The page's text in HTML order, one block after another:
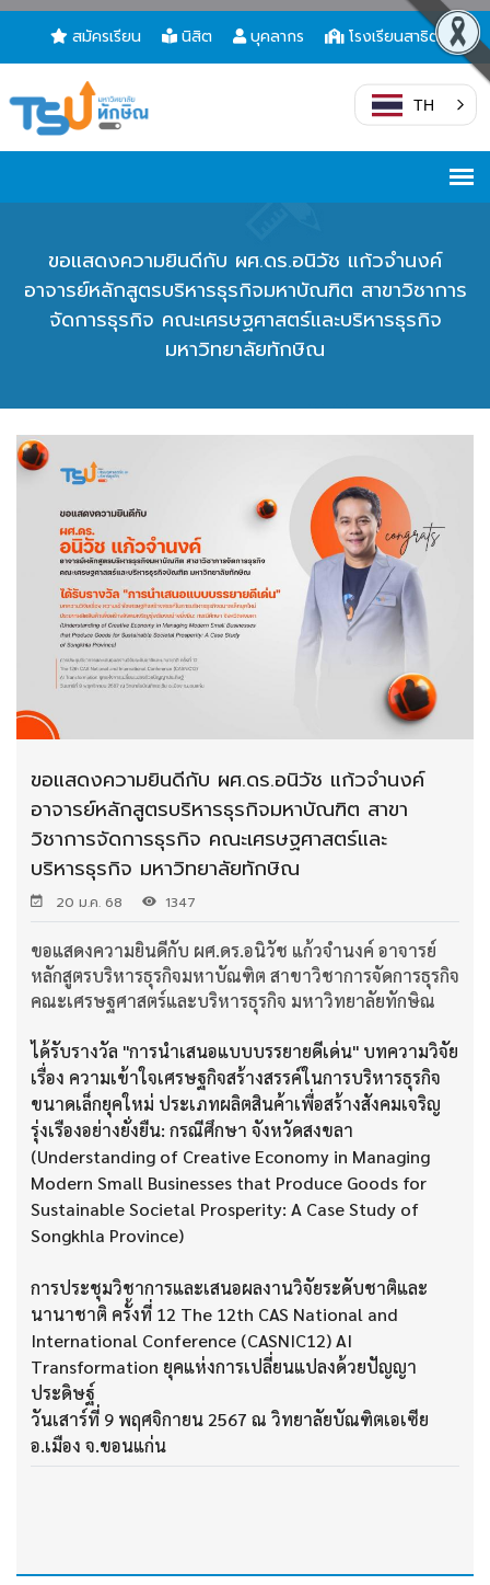
สมัครเรียน นิสิต บุคลากร โรงเรียนสาธิต
TH
ขอแสดงความยินดีกับ ผศ.ดร.อนิวัช แก้วจำนงค์
อาจารย์หลักสูตรบริหารธุรกิจมหาบัณฑิต สาขาวิชาการ
จัดการธุรกิจ คณะเศรษฐศาสตร์และบริหารธุรกิจ
มหาวิทยาลัยทักษิณ
ขอแสดงความยินดีกับ ผศ.ดร.อนิวัช แก้วจำนงค์
อาจารย์หลักสูตรบริหารธุรกิจมหาบัณฑิต สาขา
วิชาการจัดการธุรกิจ คณะเศรษฐศาสตร์และ
บริหารธุรกิจ มหาวิทยาลัยทักษิณ
20 ม.ค. 68 1347
ขอแสดงความยินดีกับ ผศ.ดร.อนิวัช แก้วจำนงค์ อาจารย์
หลักสูตรบริหารธุรกิจมหาบัณฑิต สาขาวิชาการจัดการธุรกิจ
คณะเศรษฐศาสตร์และบริหารธุรกิจ มหาวิทยาลัยทักษิณ
ได้รับรางวัล "การนำเสนอแบบบรรยายดีเด่น" บทความวิจัย
เรื่อง ความเข้าใจเศรษฐกิจสร้างสรรค์ในการบริหารธุรกิจ
ขนาดเล็กยุคใหม่ ประเภทผลิตสินค้าเพื่อสร้างสังคมเจริญ
รุ่งเรืองอย่างยั่งยืน: กรณีศึกษา จังหวัดสงขลา
(Understanding of Creative Economy in Managing
Modern Small Businesses that Produce Goods for
Sustainable Societal Prosperity: A Case Study of
Songkhla Province)
การประชุมวิชาการและเสนอผลงานวิจัยระดับชาติและ
นานาชาติ ครั้งที่ 12 The 12th CAS National and
International Conference (CASNIC12) AI
Transformation ยุคแห่งการเปลี่ยนแปลงด้วยปัญญา
ประดิษฐ์
วันเสาร์ที่ 9 พฤศจิกายน 2567 ณ วิทยาลัยบัณฑิตเอเซีย
อ.เมือง จ.ขอนแก่น